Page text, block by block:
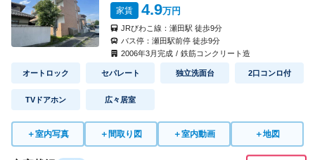
家賃 4.9万円
JRびわこ線： 瀬田駅 徒歩9分
バス停： 瀬田駅前停徒歩9分
2006年3月完成 / 鉄筋コンクリート造
オートロック セパレート 独立洗面台 2口コンロ付
TVドアホン 広々居室
＋室内写真 ＋ 間取り図 ＋室内動画 ＋地図